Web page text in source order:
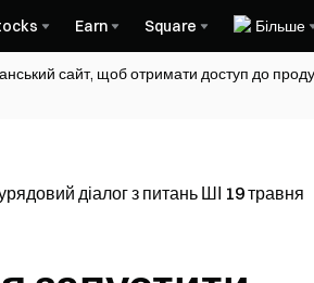
Earn Square Більше
сайт, щоб отримати доступ до
діалог з питань ШІ 19 травня